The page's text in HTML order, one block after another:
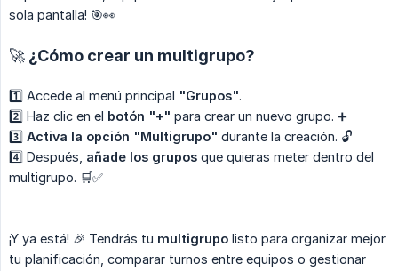
sola pantalla! 🎯👀
🚀 ¿Cómo crear un multigrupo?
1️⃣ Accede al menú principal "Grupos".
2️⃣ Haz clic en el botón "+" para crear un nuevo grupo. ➕
3️⃣ Activa la opción "Multigrupo" durante la creación. 🔓
4️⃣ Después, añade los grupos que quieras meter dentro del
multigrupo. 🛒✅
¡Y ya está! 🎉 Tendrás tu multigrupo listo para organizar mejor
tu planificación, comparar turnos entre equipos o gestionar